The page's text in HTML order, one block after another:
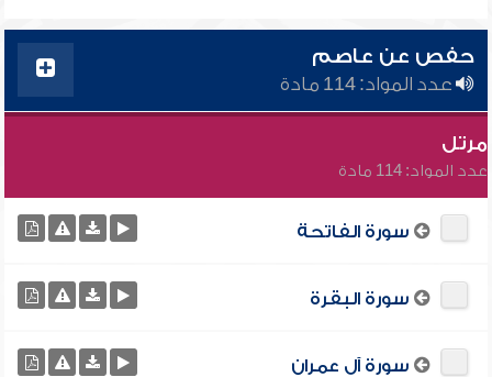
حفص عن عاصم
عدد المواد: 114 مادة
مرتل
عدد المواد: 114 مادة
سورة الفاتحة
سورة البقرة
سورة آل عمران